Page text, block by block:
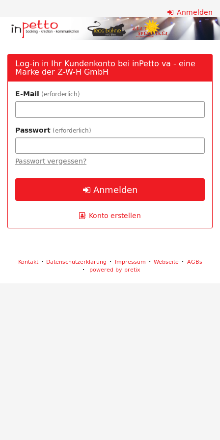
Inhalt
springen
Anmelden
inPetto
va
eine
Marke
der
Z-
W-
GmbH
Log-in in Ihr Kundenkonto bei inPetto va - eine
Marke der Z-W-H GmbH
E-Mail erforderlich
Passwort erforderlich
Passwort vergessen?
Anmelden
Konto erstellen
Kontakt Datenschutzerklärung Impressum Webseite
AGBs
powered by pretix